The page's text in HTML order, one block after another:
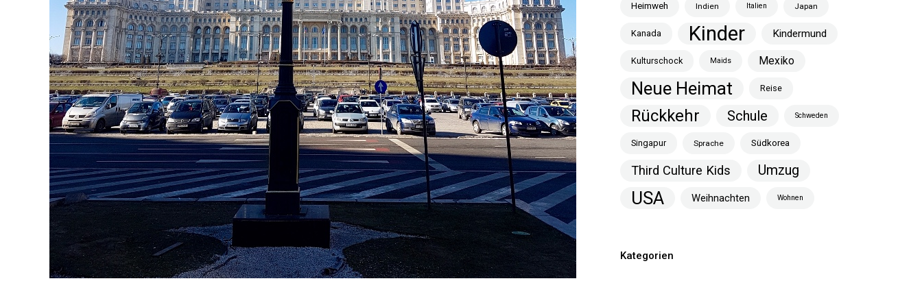
Heimweh Indien Italien Japan
Kanada Kinder Kindermund
Kulturschock Maids Mexiko
Neue Heimat Reise
Rückkehr Schule Schweden
Singapur Sprache Südkorea
Third Culture Kids Umzug
USA Weihnachten Wohnen
Kategorien